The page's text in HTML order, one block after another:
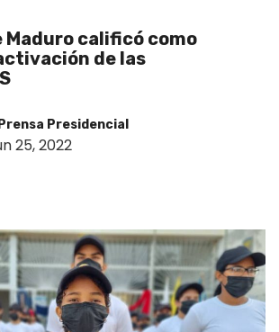
Maduro calificó como
de las
Prensa Presidencial
25, 2022